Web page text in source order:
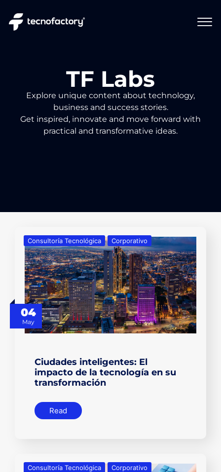
TF Labs
Explore unique content about technology,
business and success stories.
Get inspired, innovate and move forward with
practical and transformative ideas.
04
May
Consultoría Tecnológica Corporativo
Ciudades inteligentes: El
impacto de la tecnología en su
transformación
Read
Consultoría Tecnológica Corporativo